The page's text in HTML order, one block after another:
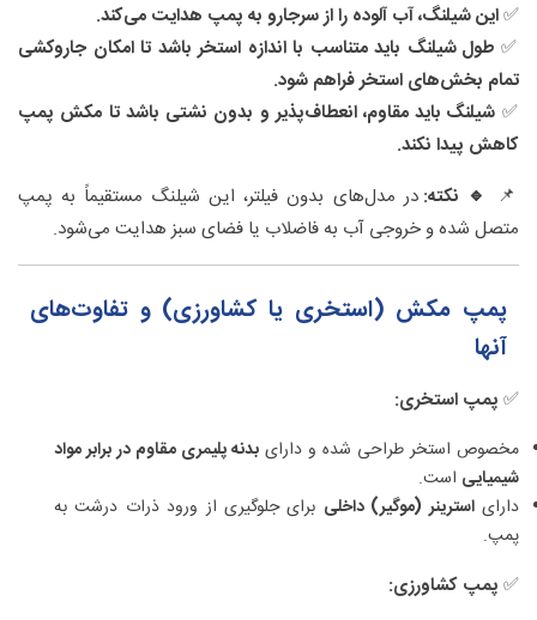
✅این شیلنگ، آب آلوده را از سرجارو به پمپ هدایت می‌کند.
✅ طول شیلنگ باید متناسب با اندازه استخر باشد تا امکان جاروکشی
تمام بخش‌های استخر فراهم شود.
✅ شیلنگ باید مقاوم، انعطاف‌پذیر و بدون نشتی باشد تا مکش پمپ
کاهش پیدا نکند.
📌 🔹 نکته: در مدل‌های بدون فیلتر، این شیلنگ مستقیماً به پمپ
متصل شده و خروجی آب به فاضلاب یا فضای سبز هدایت می‌شود.
پمپ مکش (استخری یا کشاورزی) و تفاوت‌های
آنها
✅ پمپ استخری:
مخصوص استخر طراحی شده و دارای بدنه پلیمری مقاوم در برابر مواد
شیمیایی است.
دارایاسترینر (موگیر) داخلی برای جلوگیری از ورود ذرات درشت به
پمپ.
✅ پمپ کشاورزی: